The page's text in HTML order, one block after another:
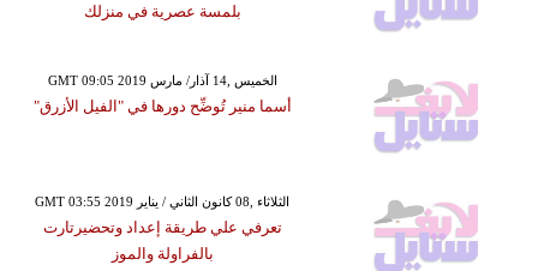
بلمسة عصرية في منزلك
GMT 09:05 2019 الخميس ,14 آذار/ مارس
أسما منير تُوضِّح دورها في "الفيل الأزرق"
GMT 03:55 2019 الثلاثاء ,08 كانون الثاني / يناير
تعرفي علي طريقة إعداد وتحضيرتارت
بالفراولة والموز